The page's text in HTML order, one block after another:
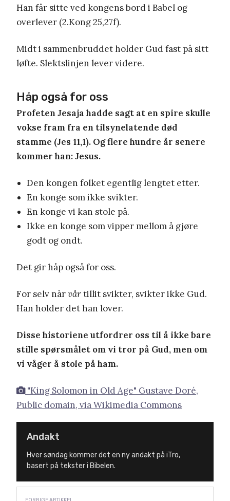
Han får sitte ved kongens bord i Babel og
overlever (2.Kong 25,27f).
Midt i sammenbruddet holder Gud fast på sitt
løfte. Slektslinjen lever videre.
Håp også for oss
Profeten Jesaja hadde sagt at en spire skulle
vokse fram fra en tilsynelatende død
stamme (Jes 11,1). Og flere hundre år senere
kommer han: Jesus.
Den kongen folket egentlig lengtet etter.
En konge som ikke svikter.
En konge vi kan stole på.
Ikke en konge som vipper mellom å gjøre
godt og ondt.
Det gir håp også for oss.
For selv nårvårtillit svikter, svikter ikke Gud.
Han holder det han lover.
Disse historiene utfordrer oss til å ikke bare
stille spørsmålet om vi tror på Gud, men om
vi våger å stole på ham.
"King Solomon in Old Age" Gustave Doré,
Public domain, via Wikimedia Commons
Andakt
Hver søndag kommer det en ny andakt på iTro,
basert på tekster i Bibelen.